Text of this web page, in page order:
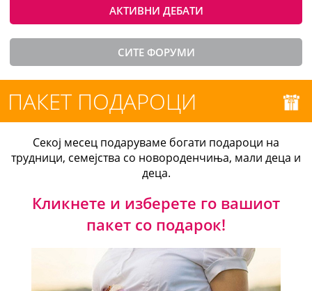
АКТИВНИ ДЕБАТИ
СИТЕ ФОРУМИ
ПАКЕТ ПОДАРОЦИ
Секој месец подаруваме богати подароци на
трудници, семејства со новороденчиња, мали деца и
деца.
Кликнете и изберете го вашиот
пакет со подарок!